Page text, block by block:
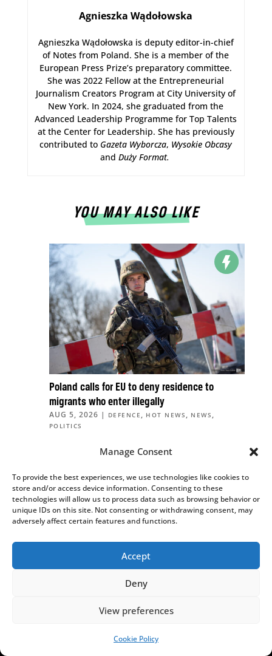
Manage Consent
To provide the best experiences, we use technologies like cookies to
store and/or access device information. Consenting to these
technologies will allow us to process data such as browsing behavior or
unique IDs on this site. Not consenting or withdrawing consent, may
adversely affect certain features and functions.
Accept
Deny
View preferences
Cookie Policy
Agnieszka Wądołowska
Agnieszka Wądołowska is deputy editor-in-chief
of Notes from Poland. She is a member of the
European Press Prize’s preparatory committee.
She was 2022 Fellow at the Entrepreneurial
Journalism Creators Program at City University of
New York. In 2024, she graduated from the
Advanced Leadership Programme for Top Talents
at the Center for Leadership. She has previously
contributed to Gazeta Wyborcza, Wysokie Obcasy
and Duży Format.
YOU MAY ALSO LIKE
Poland calls for EU to deny residence to
migrants who enter illegally
AUG 5, 2026 | DEFENCE , HOT NEWS , NEWS ,
POLITICS
Russia condemns Poland’s “sacrilegious”
HISTORY,HOT NEWS
SUPPORT US!